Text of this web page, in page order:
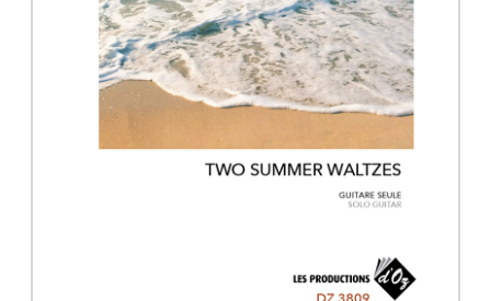
AUTRES PRODUITS